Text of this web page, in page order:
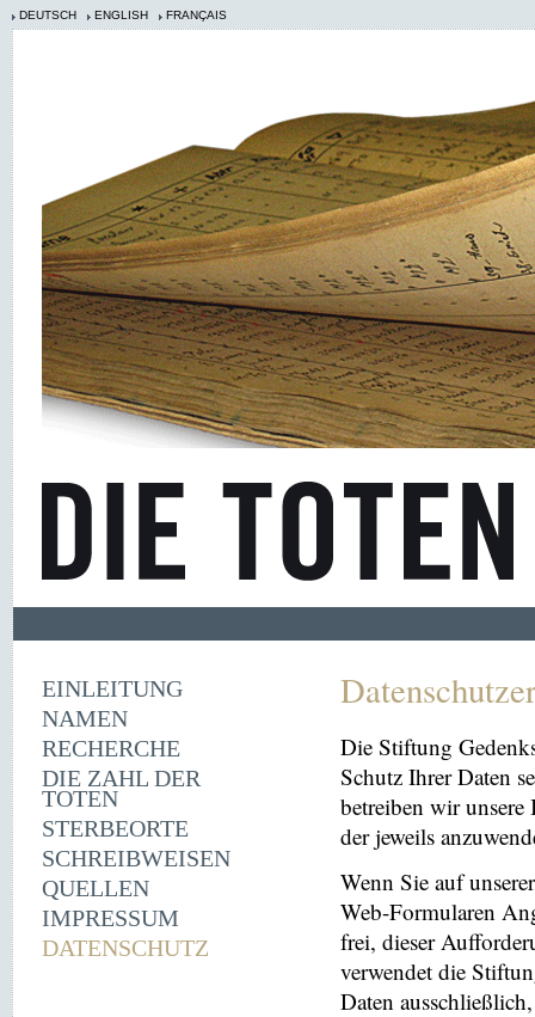
DEUTSCH ENGLISH FRANÇAIS
EINLEITUNG
NAMEN
RECHERCHE
DIE ZAHL DER
TOTEN
STERBEORTE
SCHREIBWEISEN
QUELLEN
IMPRESSUM
DATENSCHUTZ
Die Stiftung
Schutz Ihrer Daten
betreiben wir
der jeweils
Wenn Sie auf
Web-Formularen
frei, dieser
verwendet die
Daten